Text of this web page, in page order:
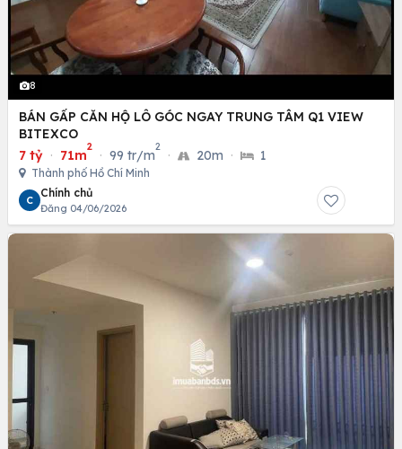
8
BÁN GẤP CĂN HỘ LÔ GÓC NGAY TRUNG TÂM Q1 VIEW
BITEXCO
7 tỷ · 71m
2
· 99 tr/m
2
· 20m · 1
Thành phố Hồ Chí Minh
C
Chính chủ
Đăng 04/06/2026